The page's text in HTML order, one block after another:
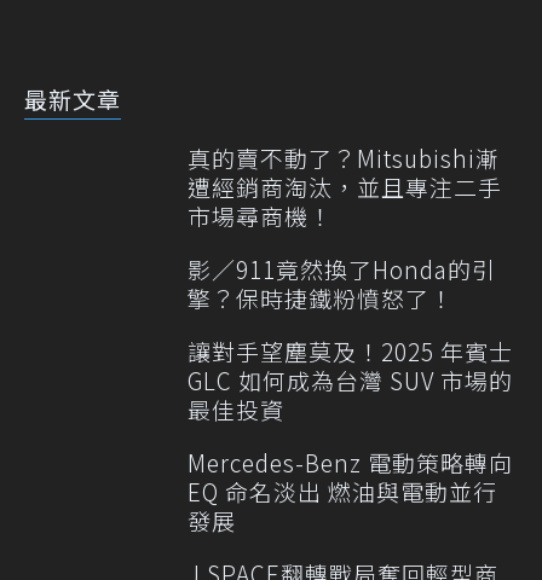
最新文章
真的賣不動了？Mitsubishi漸
遭經銷商淘汰，並且專注二手
市場尋商機！
影／911竟然換了Honda的引
擎？保時捷鐵粉憤怒了！
讓對手望塵莫及！2025 年賓士
GLC 如何成為台灣 SUV 市場的
最佳投資
Mercedes-Benz 電動策略轉向
EQ 命名淡出 燃油與電動並行
發展
J SPACE翻轉戰局奪回輕型商